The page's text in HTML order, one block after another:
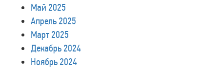
Май 2025
Апрель 2025
Март 2025
Декабрь 2024
Ноябрь 2024